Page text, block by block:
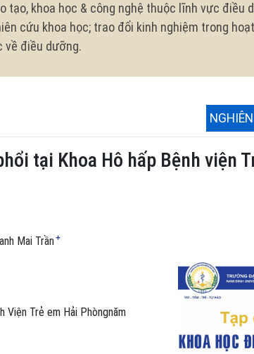
tạo, khoa học & công nghệ thuộc lĩnh vực điều
cứu khoa học; trao đổi kinh nghiệm trong
về điều dưỡng.
tại Khoa Hô hấp Bệnh viện
Mai Trần+
Trẻ em Hải Phòngnăm